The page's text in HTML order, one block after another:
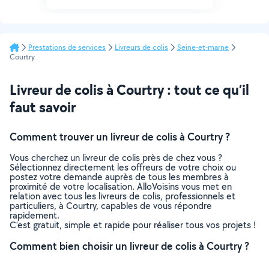
Prestations de services Livreurs de colis
Seine-et-marne
Courtry
Livreur de colis à Courtry : tout ce qu’il
faut savoir
Comment trouver un livreur de colis à Courtry ?
Vous cherchez un livreur de colis près de chez vous ?
Sélectionnez directement les offreurs de votre choix ou
postez votre demande auprès de tous les membres à
proximité de votre localisation. AlloVoisins vous met en
relation avec tous les livreurs de colis, professionnels et
particuliers, à Courtry, capables de vous répondre
rapidement.
C’est gratuit, simple et rapide pour réaliser tous vos projets !
Comment bien choisir un livreur de colis à Courtry ?